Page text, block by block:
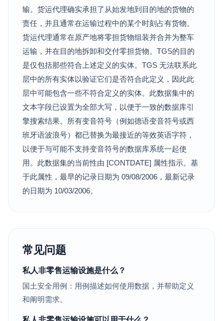
输。货运代理确实承担了从始发地到目的地的货物的
责任，并且通常在运输过程中的某个时刻占有货物。
货运代理通常在原产地将零担货物组装并合并为整车
运输，并在目的地拆卸和交付零担货物。TGS的目的
是仅包括那些符合上述定义的实体。TGS 无法联系此
层中的所有实体以验证它们是否符合此定义，因此此
层中可能包含一些不符合定义的实体。此数据集中的
文本字段已设置为全部大写，以便于一致的数据库引
擎搜索结果。所有变音符号（例如德语变音符号或西
班牙语波浪号）都已替换为最接近的等效英语字符，
以便于与可能不支持变音符号的数据库系统一起使
用。此数据集的当前性由 [CONTDATE] 属性指示。基
于此属性，最早的记录日期为 09/08/2006，最新记录
的日期为 10/03/2006。
常见问题
私人非零售运输设施是什么？
国土安全用例：用例描述如何使用数据，并帮助定义
和阐明需求。